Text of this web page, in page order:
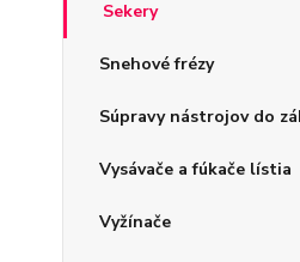
Sekery
Snehové frézy
Súpravy nástrojov do
Vysávače a fúkače lístia
Vyžínače